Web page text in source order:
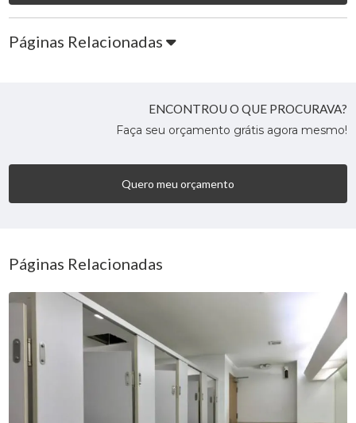
Páginas Relacionadas
ENCONTROU O QUE PROCURAVA?
Faça seu orçamento grátis agora mesmo!
Quero meu orçamento
Páginas Relacionadas